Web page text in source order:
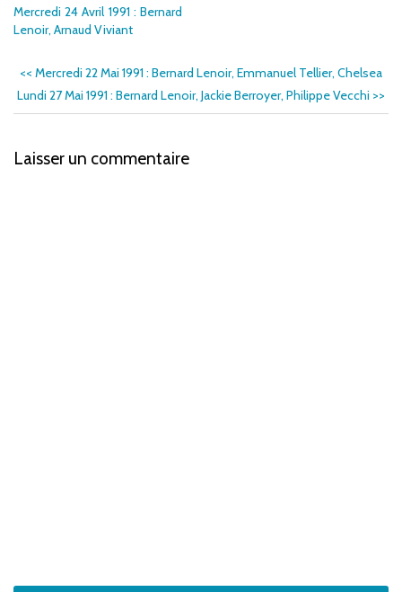
Mercredi 24 Avril 1991 : Bernard
Lenoir, Arnaud Viviant
<< Mercredi 22 Mai 1991 : Bernard Lenoir, Emmanuel Tellier, Chelsea
Lundi 27 Mai 1991 : Bernard Lenoir, Jackie Berroyer, Philippe Vecchi >>
Laisser un commentaire